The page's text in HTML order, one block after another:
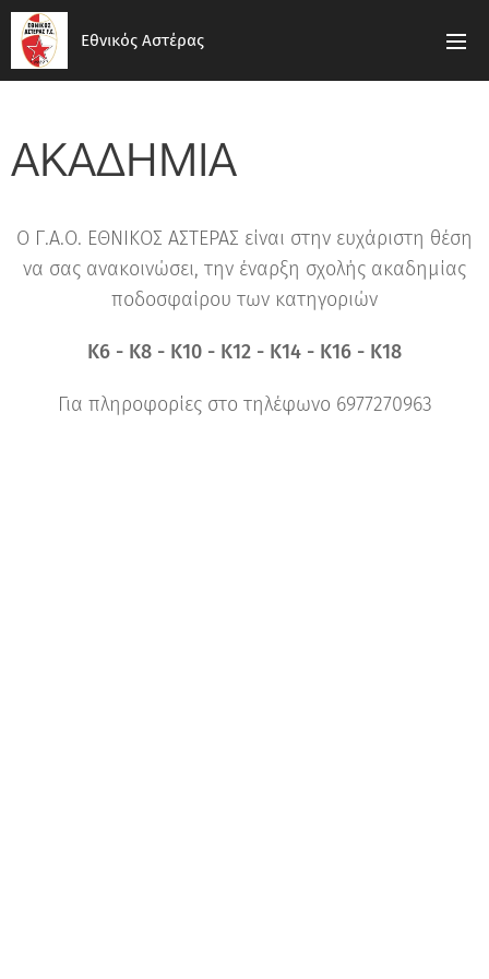
Εθνικός Αστέρας
ΑΚΑΔΗΜΙΑ
Ο Γ.Α.Ο. ΕΘΝΙΚΟΣ ΑΣΤΕΡΑΣ είναι στην ευχάριστη θέση
να σας ανακοινώσει, την έναρξη σχολής ακαδημίας
ποδοσφαίρου των κατηγοριών
Κ6 - Κ8 - Κ10 - Κ12 - Κ14 - Κ16 - Κ18
Για πληροφορίες στο τηλέφωνο 6977270963